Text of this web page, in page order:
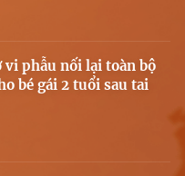
vi phẫu nối lại toàn bộ
bé gái 2 tuổi sau tai